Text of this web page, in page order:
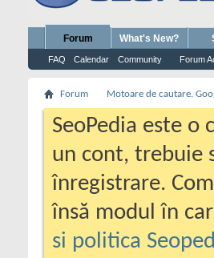
Forum
FAQ Calendar Community Forum
What's New?
Forum Motoare de cautare.
SeoPedia este
un cont, trebuie
înregistrare.
însă modul în
si politica